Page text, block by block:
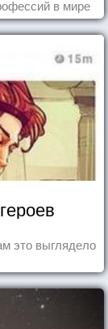
в мире
это выглядело